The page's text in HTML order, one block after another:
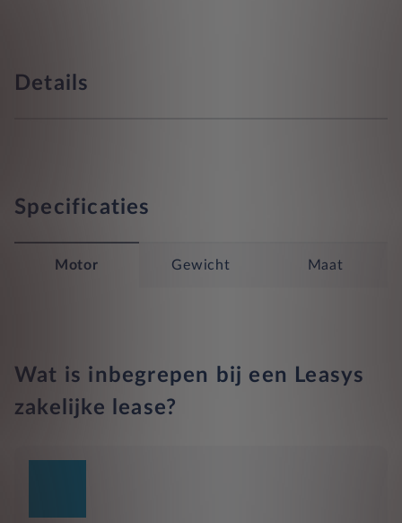
Details
Specificaties
Motor Gewicht Maat
Wat is inbegrepen bij een Leasys
zakelijke lease?